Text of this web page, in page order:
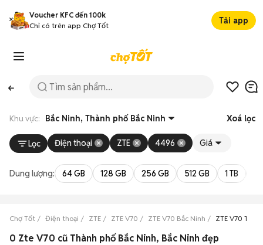
Voucher KFC đến 100k
Chỉ có trên app Chợ Tốt
Tải app
Khu vực: Bắc Ninh, Thành phố Bắc Ninh Xoá lọc
Lọc Điện thoại ZTE 4496 Giá
Dung lượng: 64 GB 128 GB 256 GB 512 GB 1 TB
Chợ Tốt Điện thoại ZTE ZTE V70 ZTE V70 Bắc Ninh ZTE V70
0 Zte V70 cũ Thành phố Bắc Ninh, Bắc Ninh đẹp